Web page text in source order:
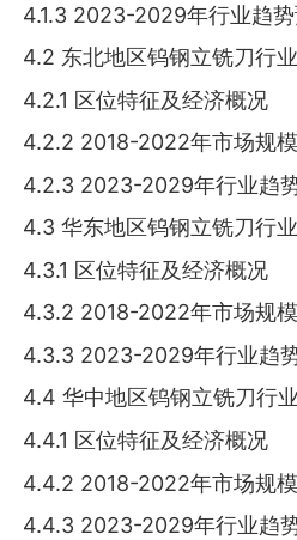
4.1.3 2023-2029年行业趋
4.2 东北地区钨钢立铣刀行
4.2.1 区位特征及经济概况
4.2.2 2018-2022年市场规
4.2.3 2023-2029年行业趋
4.3 华东地区钨钢立铣刀行
4.3.1 区位特征及经济概况
4.3.2 2018-2022年市场规
4.3.3 2023-2029年行业趋
4.4 华中地区钨钢立铣刀行
4.4.1 区位特征及经济概况
4.4.2 2018-2022年市场规
4.4.3 2023-2029年行业趋